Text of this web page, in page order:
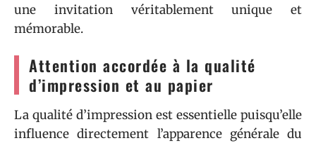
une invitation véritablement unique et
mémorable.
Attention accordée à la qualité
d’impression et au papier
La qualité d’impression est essentielle puisqu’elle
influence directement l’apparence générale du